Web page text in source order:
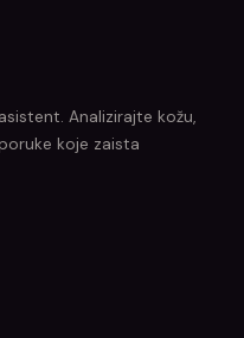
Analizirajte kožu,
koje zaista